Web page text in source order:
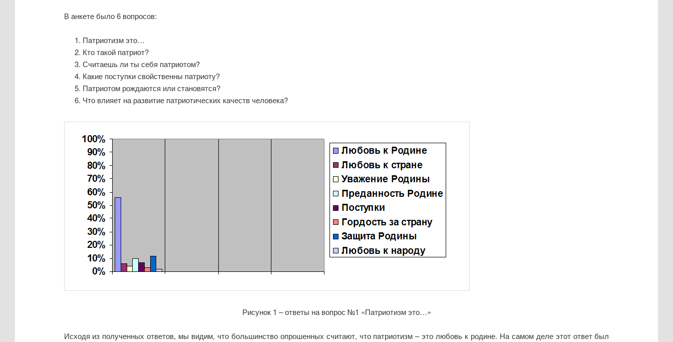
В анкете было 6 вопросов:
Патриотизм это…
Кто такой патриот?
Считаешь ли ты себя патриотом?
Какие поступки свойственны патриоту?
Патриотом рождаются или становятся?
Что влияет на развитие патриотических качеств человека?
Рисунок 1 – ответы на вопрос №1 «Патриотизм это…»
Исходя из полученных ответов, мы видим, что большинство опрошенных считают, что патриотизм – это любовь к родине. На самом деле этот ответ был